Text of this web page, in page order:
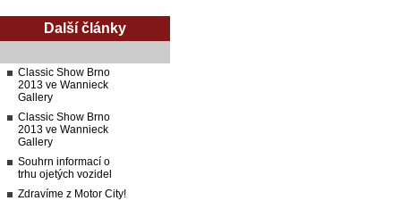
Další články
Classic Show Brno
2013 ve Wannieck
Gallery
Classic Show Brno
2013 ve Wannieck
Gallery
Souhrn informací o
trhu ojetých vozidel
Zdravíme z Motor City!